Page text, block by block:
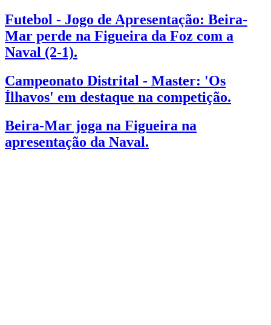
Futebol - Jogo de Apresentação: Beira-
Mar perde na Figueira da Foz com a
Naval (2-1).
Campeonato Distrital - Master: 'Os
Ílhavos' em destaque na competição.
Beira-Mar joga na Figueira na
apresentação da Naval.